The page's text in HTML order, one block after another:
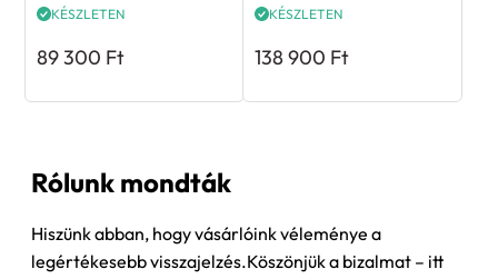
KÉSZLETEN
89 300 Ft
KÉSZLETEN
138 900 Ft
Rólunk mondták
Hiszünk abban, hogy vásárlóink véleménye a
legértékesebb visszajelzés.Köszönjük a bizalmat – itt